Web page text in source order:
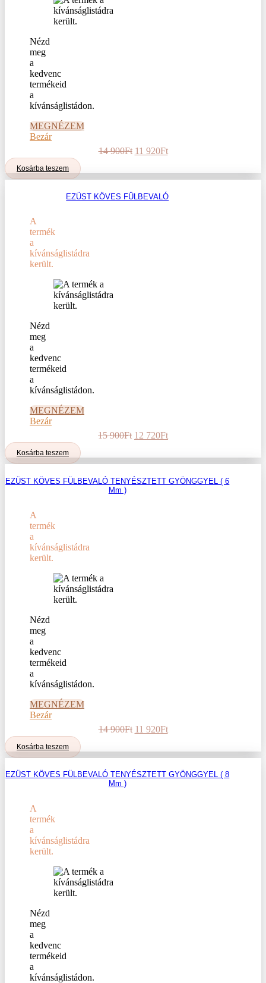
Nézd
meg
a
kedvenc
termékeid
a
kívánságlistádon.
MEGNÉZEM
Bezár
14 900Ft Original
was:
14
900Ft.
11 920FtCurrent
is:
11
920Ft.
Kosárba teszem
EZÜST KÖVES FÜLBEVALÓ
A
termék
a
kívánságlistádra
került.
Nézd
meg
a
kedvenc
termékeid
a
kívánságlistádon.
MEGNÉZEM
Bezár
15 900Ft Original
was:
15
900Ft.
12 720FtCurrent
is:
12
720Ft.
Kosárba teszem
EZÜST KÖVES FÜLBEVALÓ TENYÉSZTETT GYÖNGGYEL ( 6
Mm )
A
termék
a
kívánságlistádra
került.
Nézd
meg
a
kedvenc
termékeid
a
kívánságlistádon.
MEGNÉZEM
Bezár
14 900Ft Original
was:
14
900Ft.
11 920FtCurrent
is:
11
920Ft.
Kosárba teszem
EZÜST KÖVES FÜLBEVALÓ TENYÉSZTETT GYÖNGGYEL ( 8
Mm )
A
termék
a
kívánságlistádra
került.
Nézd
meg
a
kedvenc
termékeid
a
kívánságlistádon.